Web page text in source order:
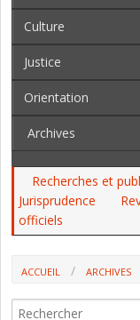
Culture
Justice
Orientation
Archives
Recherches et
Jurisprudence
officiels
ACCUEIL ARCHIVES
L'ÉTRANGER, LA DGRH,